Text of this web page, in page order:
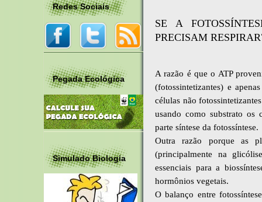
Redes Sociais
Pegada Ecológica
Simulado Biologia
SE A
PRECISAM
A razão é que o ATP
(fotossintetizantes) e
células não
usando como substrato os
parte síntese da fotossíntese.
Outra razão porque as
(principalmente na
essenciais para a
hormônios vegetais.
O balanço entre